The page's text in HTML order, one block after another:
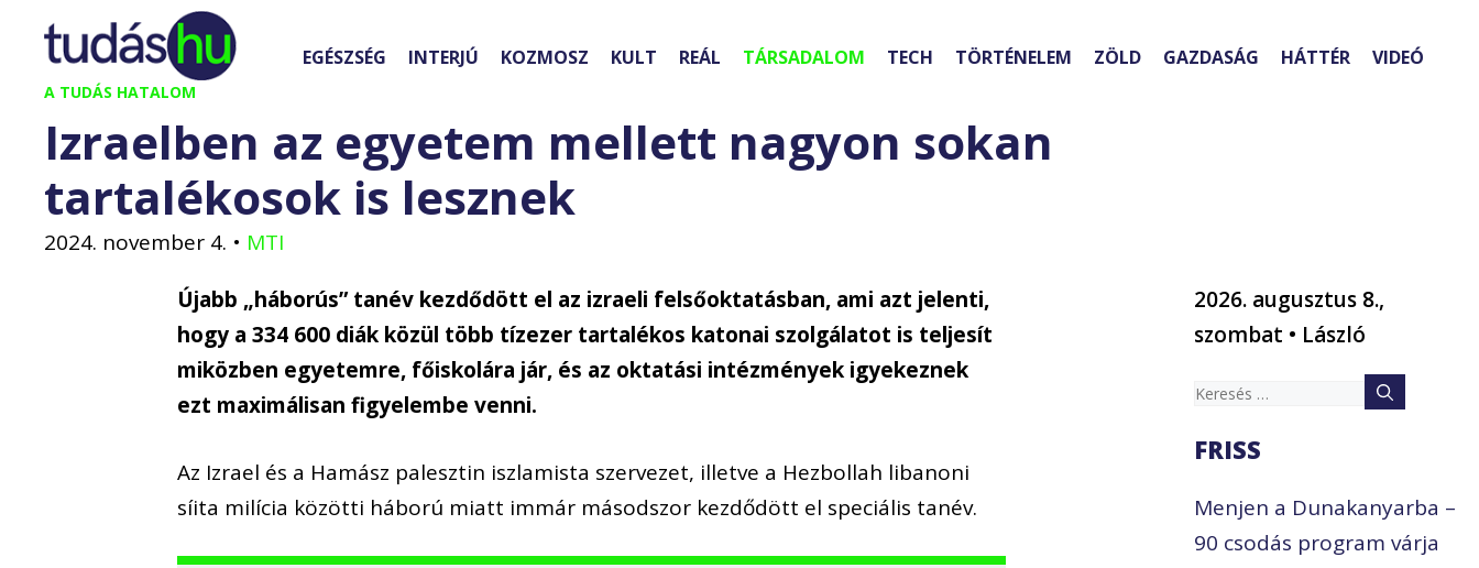
Kilépés
tartalomba
A TUDÁS HATALOM
EGÉSZSÉG INTERJÚ KOZMOSZ KULT REÁL TÁRSADALOM TECH TÖRTÉNELEM ZÖLD GAZDASÁG HÁTTÉR VIDEÓ
Izraelben az egyetem mellett nagyon sokan
tartalékosok is lesznek
2024. november 4. • MTI
Újabb „háborús” tanév kezdődött el az izraeli felsőoktatásban, ami azt jelenti,
hogy a 334 600 diák közül több tízezer tartalékos katonai szolgálatot is teljesít
miközben egyetemre, főiskolára jár, és az oktatási intézmények igyekeznek
ezt maximálisan figyelembe venni.
Az Izrael és a Hamász palesztin iszlamista szervezet, illetve a Hezbollah libanoni
síita milícia közötti háború miatt immár másodszor kezdődött el speciális tanév.
2026. augusztus 8.,
szombat • László
Keresés:
FRISS
Menjen a Dunakanyarba –
90 csodás program várja